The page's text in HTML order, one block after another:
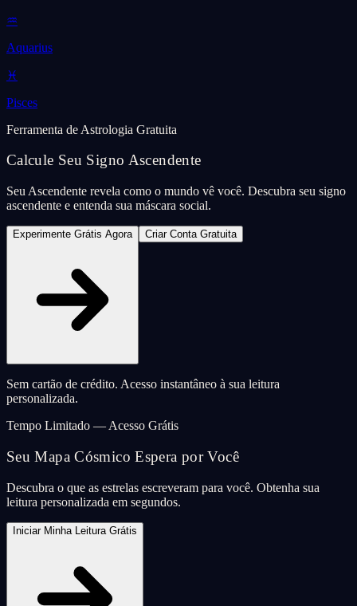
♒
Aquarius
♓
Pisces
Ferramenta de Astrologia Gratuita
Calcule Seu Signo Ascendente
Seu Ascendente revela como o mundo vê você. Descubra seu signo
ascendente e entenda sua máscara social.
Experimente Grátis Agora Criar Conta Gratuita
Sem cartão de crédito. Acesso instantâneo à sua leitura
personalizada.
Tempo Limitado — Acesso Grátis
Seu Mapa Cósmico Espera por Você
Descubra o que as estrelas escreveram para você. Obtenha sua
leitura personalizada em segundos.
Iniciar Minha Leitura Grátis